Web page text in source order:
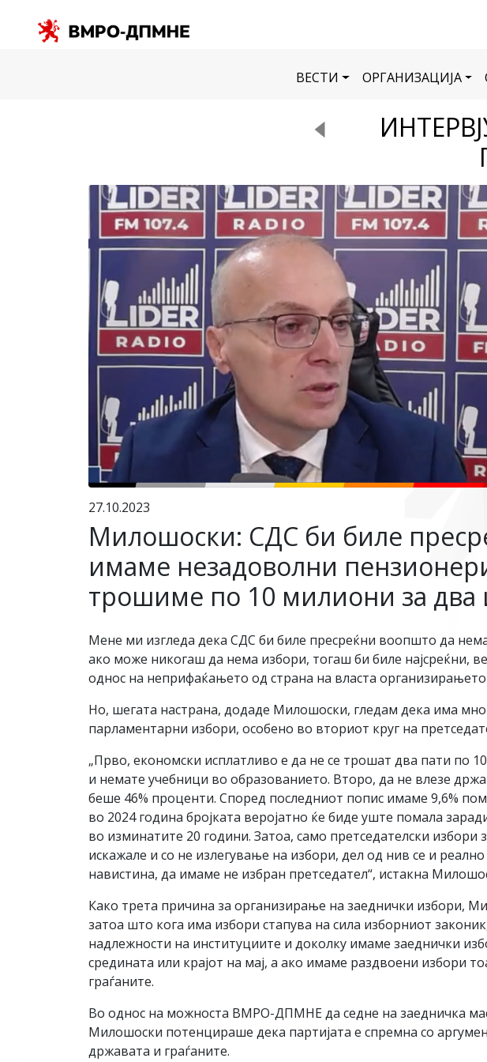
ВЕСТИ ОРГАНИЗАЦИЈА
27.10.2023
Милошоски: СДС би биле
имаме незадоволни
трошиме по 10 милиони за два
Мене ми изгледа дека СДС би биле пресреќни воопшто да
ако може никогаш да нема избори, тогаш би биле најсреќни,
однос на неприфаќањето од страна на власта
Но, шегата настрана, додаде Милошоски, гледам дека има
парламентарни избори, особено во вториот круг на
„Прво, економски исплатливо е да не се трошат два пати по
и немате учебници во образованието. Второ, да не влезе
беше 46% проценти. Според последниот попис имаме 9,6%
во 2024 година бројката веројатно ќе биде уште помала
во изминатите 20 години. Затоа, само претседателски избори
искажале и со не излегување на избори, дел од нив се и
навистина, да имаме не избран претседател“, истакна
Како трета причина за организирање на заеднички избори,
затоа што кога има избори стапува на сила изборниот
надлежности на институциите и доколку имаме заеднички
средината или крајот на мај, а ако имаме раздвоени избори
граѓаните.
Во однос на можноста ВМРО-ДПМНЕ да седне на заедничка
Милошоски потенцираше дека партијата е спремна со
државата и граѓаните.